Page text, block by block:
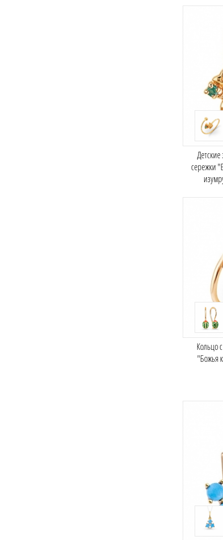
сережки
Кольцо
"Божья